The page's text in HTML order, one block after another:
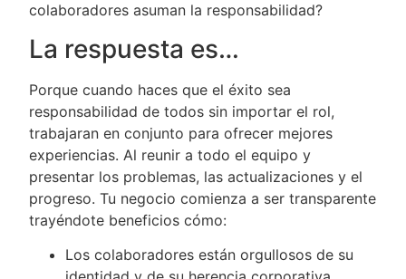
colaboradores asuman la responsabilidad?
La respuesta es…
Porque cuando haces que el éxito sea
responsabilidad de todos sin importar el rol,
trabajaran en conjunto para ofrecer mejores
experiencias. Al reunir a todo el equipo y
presentar los problemas, las actualizaciones y el
progreso. Tu negocio comienza a ser transparente
trayéndote beneficios cómo:
Los colaboradores están orgullosos de su